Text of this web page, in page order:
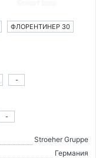
ФЛОРЕНТИНЕР 30
-
-
Stroeher Gruppe
Германия